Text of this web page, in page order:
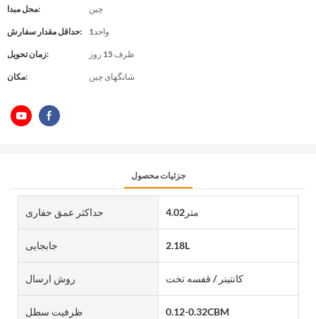
محل مبدا: چین
حداقل مقدار سفارش: واحد1
زمان تحویل: ظرف 15 روز
مکان: شانگهای چین
جزئیات محصول
حداکثر عمق حفاری متر4.02
جابجایی 2.18L
روش ارسال کانتینر / قفسه تخت
ظرفیت سطل 0.12-0.32CBM